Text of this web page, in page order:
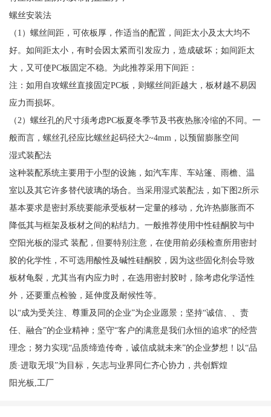
螺丝安装法
（1）螺丝间距，可依板厚，作适当的配置，间距太小及太大均不
好。如间距太小，有时会因太紧而引发应力，造成破坏；如间距太
大，又可使PC板固定不稳。为此推荐采用下间距：
注：如用自攻螺丝直接固定PC板，则螺丝间距越大，板材越不易因
应力而损坏。
（2）螺丝孔的尺寸须考虑PC板夏冬季节及书夜热胀冷缩的不同。一
般而言，螺丝孔径应比螺丝起码径大2~4mm，以预留膨胀空间
湿式装配法
这种装配系统主要用于小型的设施，如汽车库、车站篷、雨檐、温
室以及其它许多替代玻璃的场合。当采用湿式装配法，如下图2所示
基本要求是密封系统要能承受板材一定量的移动，允许热膨胀而不
降低其与框架及板材之间的粘结力。一般推荐使用中性硅酮胶与中
空阳光板的湿式 装配，但要特别注意，在使用前必须检查所用密封
胶的化学性，不可选用酸性及碱性硅酮胶，因为这些固化剂会导致
板材龟裂，尤其当有内应力时，在选用密封胶时，除考虑化学适性
外，还要重点检验，延伸度及耐候性等。
以“成为受关注、尊重及同的企业”为企业愿景；坚持“诚信、、责
任、融合”的企业精神；坚守“客户的满意是我们永恒的追求”的经营
理念；努力实现“品质缔造传奇，诚信成就未来”的企业梦想！以“品
质·进取无垠”为目标，矢志与业界同仁齐心协力，共创辉煌
阳光板,工厂